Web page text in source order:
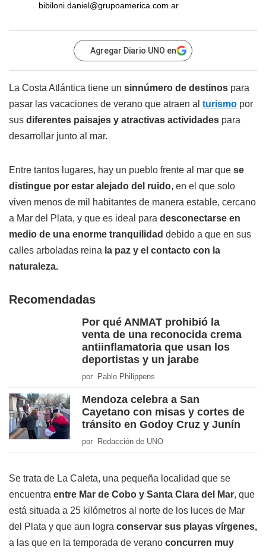
bibiloni.daniel@grupoamerica.com.ar
Agregar Diario UNO en
La Costa Atlántica tiene un sinnúmero de destinos para
pasar las vacaciones de verano que atraen al turismo por
sus diferentes paisajes y atractivas actividades para
desarrollar junto al mar.
Entre tantos lugares, hay un pueblo frente al mar que se
distingue por estar alejado del ruido, en el que solo
viven menos de mil habitantes de manera estable, cercano
a Mar del Plata, y que es ideal para desconectarse en
medio de una enorme tranquilidad debido a que en sus
calles arboladas reina la paz y el contacto con la
naturaleza.
Recomendadas
Por qué ANMAT prohibió la
venta de una reconocida crema
antiinflamatoria que usan los
deportistas y un jarabe
por Pablo Philippens
Mendoza celebra a San
Cayetano con misas y cortes de
tránsito en Godoy Cruz y Junín
por Redacción de UNO
Se trata de La Caleta, una pequeña localidad que se
encuentra entre Mar de Cobo y Santa Clara del Mar, que
está situada a 25 kilómetros al norte de los luces de Mar
del Plata y que aun logra conservar sus playas vírgenes,
a las que en la temporada de verano concurren muy